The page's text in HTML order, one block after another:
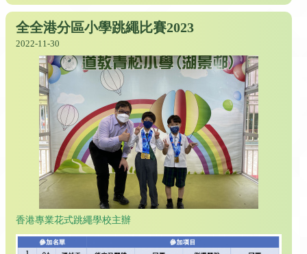
全全港分區小學跳繩比賽2023
2022-11-30
香港專業花式跳繩學校主辦